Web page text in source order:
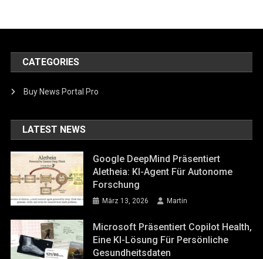
CATEGORIES
Buy News Portal Pro
LATEST NEWS
Google DeepMind Präsentiert
Aletheia: KI-Agent Für Autonome
Forschung
März 13, 2026 Martin
Microsoft Präsentiert Copilot Health,
Eine KI-Lösung Für Persönliche
Gesundheitsdaten